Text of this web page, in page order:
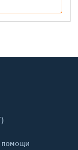
помощи